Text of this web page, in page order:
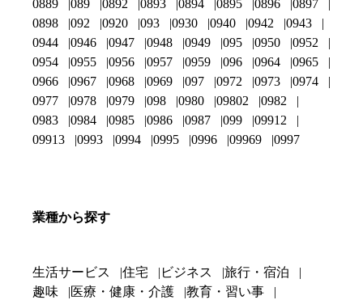
0889
089 0892 0893 0894 0895 0896
0897
0898
092 0920 093 0930 0940 0942
0943
0944
0946 0947 0948 0949 095 0950
0952
0954
0955 0956 0957 0959 096 0964
0965
0966
0967 0968 0969 097 0972 0973
0974
0977
0978 0979 098 0980 09802
0982
0983
0984 0985 0986 0987 099
09912
09913
0993 0994 0995 0996 09969 0997
業種から探す
生活サービス 住宅 ビジネス
旅行・宿泊
趣味
医療・健康・介護
教育・習い事